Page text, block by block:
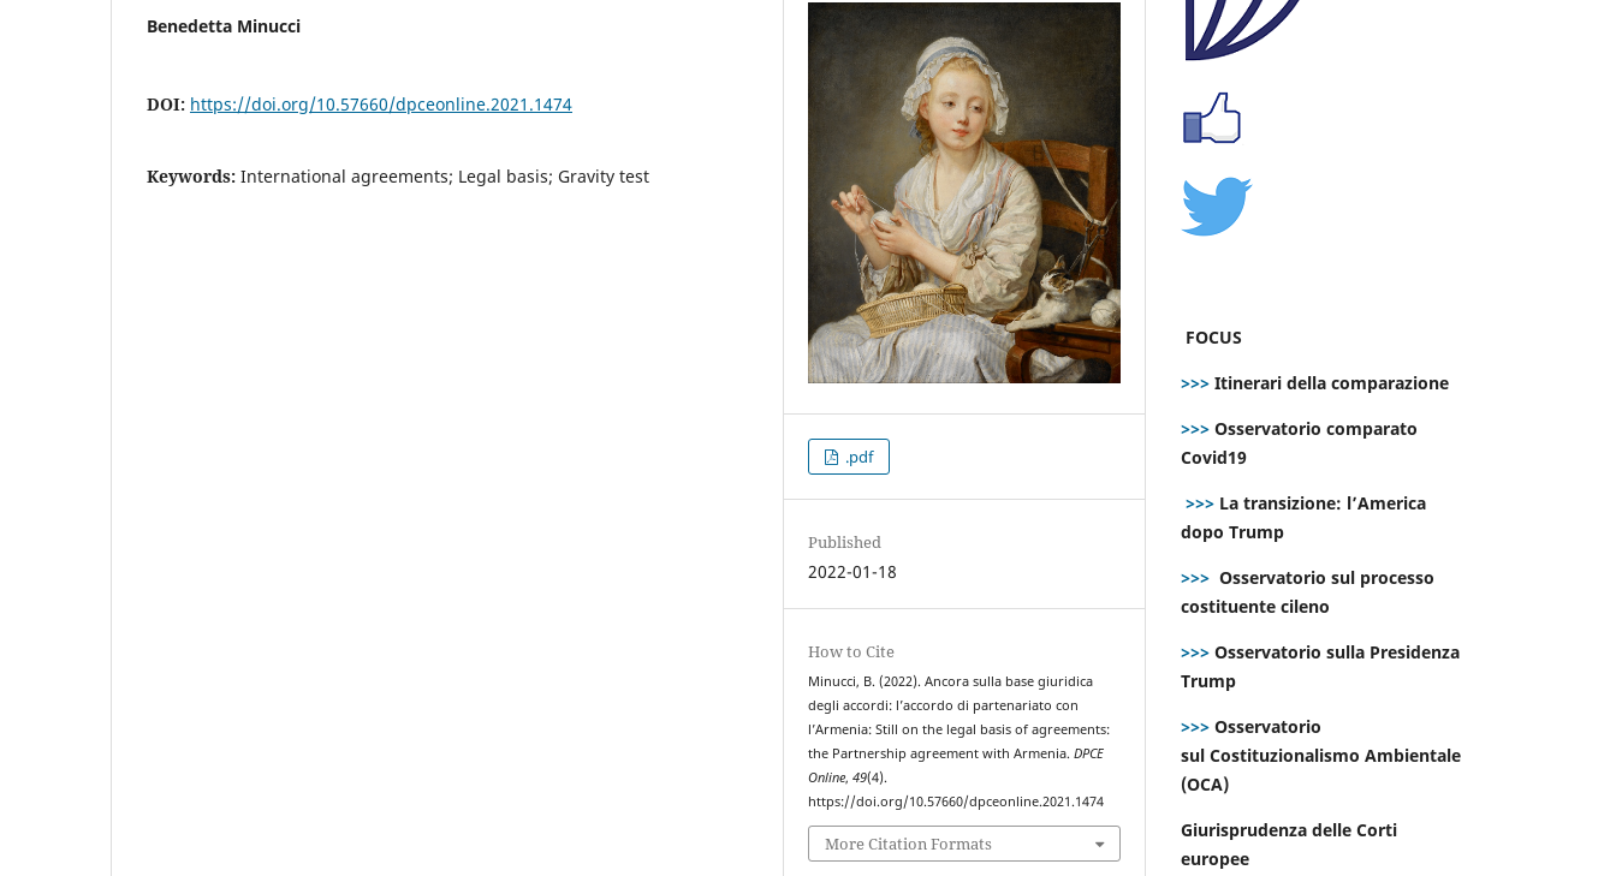
Benedetta Minucci
DOI: https://doi.org/10.57660/dpceonline.2021.1474
Keywords: International agreements; Legal basis; Gravity test
.pdf
Published
2022-01-18
How to Cite
Minucci, B. (2022). Ancora sulla base giuridica
degli accordi: l’accordo di partenariato con
l’Armenia: Still on the legal basis of agreements:
the Partnership agreement with Armenia.DPCE
Online,49(4).
https://doi.org/10.57660/dpceonline.2021.1474
More Citation Formats
FOCUS
>>> Itinerari della comparazione
>>> Osservatorio comparato
Covid19
>>> La transizione: l’America
dopo Trump
>>> Osservatorio sul processo
costituente cileno
>>> Osservatorio sulla Presidenza
Trump
>>> Osservatorio
sul Costituzionalismo Ambientale
(OCA)
Giurisprudenza delle Corti
europee